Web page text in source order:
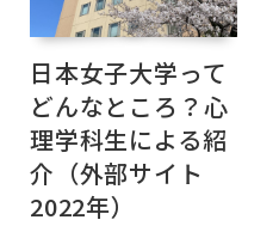
日本女子大学って
どんなところ？心
理学科生による紹
介（外部サイト
2022年）